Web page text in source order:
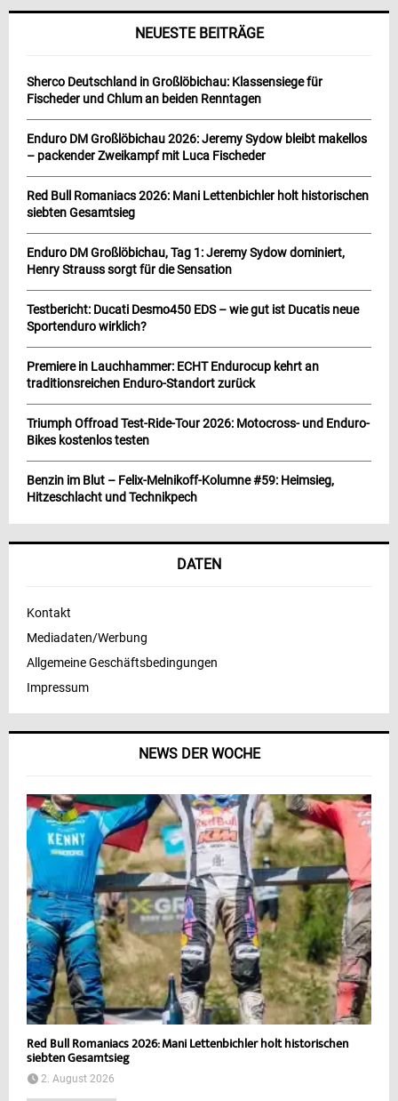
NEWS DER WOCHE
Red Bull Romaniacs 2026: Mani Lettenbichler holt historischen
siebten Gesamtsieg
2. August 2026
NEUESTE BEITRÄGE
Sherco Deutschland in Großlöbichau: Klassensiege für
Fischeder und Chlum an beiden Renntagen
Enduro DM Großlöbichau 2026: Jeremy Sydow bleibt makellos
– packender Zweikampf mit Luca Fischeder
Red Bull Romaniacs 2026: Mani Lettenbichler holt historischen
siebten Gesamtsieg
Enduro DM Großlöbichau, Tag 1: Jeremy Sydow dominiert,
Henry Strauss sorgt für die Sensation
Testbericht: Ducati Desmo450 EDS – wie gut ist Ducatis neue
Sportenduro wirklich?
Premiere in Lauchhammer: ECHT Endurocup kehrt an
traditionsreichen Enduro-Standort zurück
Triumph Offroad Test-Ride-Tour 2026: Motocross- und Enduro-
Bikes kostenlos testen
Benzin im Blut – Felix-Melnikoff-Kolumne #59: Heimsieg,
Hitzeschlacht und Technikpech
DATEN
Kontakt
Mediadaten/Werbung
Allgemeine Geschäftsbedingungen
Impressum